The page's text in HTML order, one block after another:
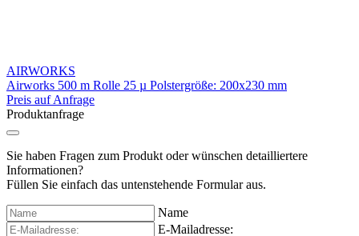
AIRWORKS
Airworks 500 m Rolle 25 µ Polstergröße: 200x230 mm
Preis auf Anfrage
Produktanfrage
Sie haben Fragen zum Produkt oder wünschen detailliertere
Informationen?
Füllen Sie einfach das untenstehende Formular aus.
Name
E-Mailadresse: